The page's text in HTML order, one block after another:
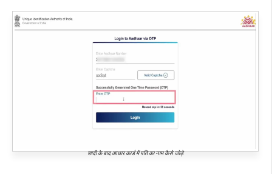
शादी के बाद आधार कार्ड में पति का नाम कैसे जोड़े